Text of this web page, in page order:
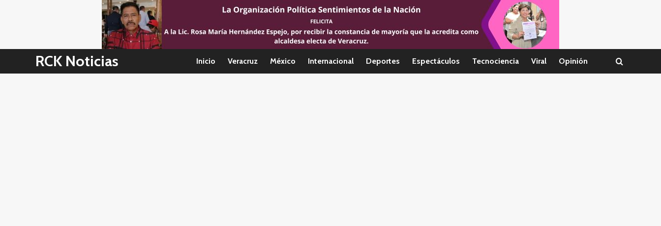
RCK Noticias Inicio Veracruz México Internacional Deportes Espectáculos Tecnociencia Viral Opinión